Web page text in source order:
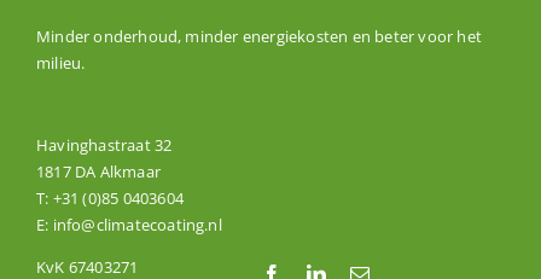
Minder onderhoud, minder energiekosten en beter voor het
milieu.
Havinghastraat 32
1817 DA Alkmaar
T: +31 (0)85 0403604
E: info@climatecoating.nl
KvK 67403271